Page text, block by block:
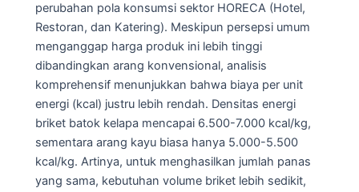
perubahan pola konsumsi sektor HORECA (Hotel,
Restoran, dan Katering). Meskipun persepsi umum
menganggap harga produk ini lebih tinggi
dibandingkan arang konvensional, analisis
komprehensif menunjukkan bahwa biaya per unit
energi (kcal) justru lebih rendah. Densitas energi
briket batok kelapa mencapai 6.500-7.000 kcal/kg,
sementara arang kayu biasa hanya 5.000-5.500
kcal/kg. Artinya, untuk menghasilkan jumlah panas
yang sama, kebutuhan volume briket lebih sedikit,